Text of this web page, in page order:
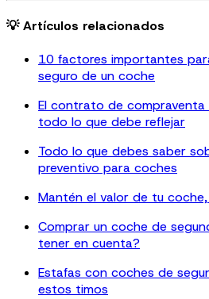
💡 Artículos relacionados
10 factores importantes
seguro de un coche
El contrato de compraventa
todo lo que debe reflejar
Todo lo que debes saber
preventivo para coches
Mantén el valor de tu
Comprar un coche de
tener en cuenta?
Estafas con coches de
estos timos